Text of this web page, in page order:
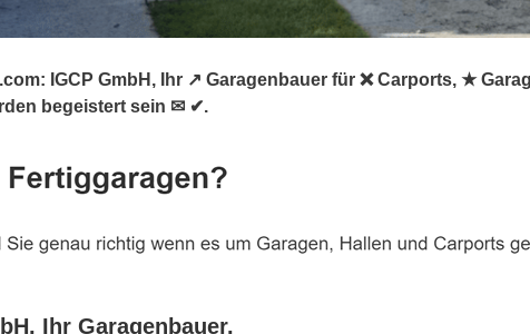
IGCP GmbH, Ihr ↗️ Garagenbauer für ❌ Carports, ★
begeistert sein ✉ ✔.
Ihr Garagenbauer.